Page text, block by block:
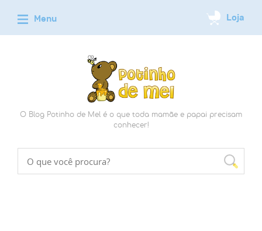
O Blog Potinho de Mel é o que toda mamãe e papai precisam
conhecer!